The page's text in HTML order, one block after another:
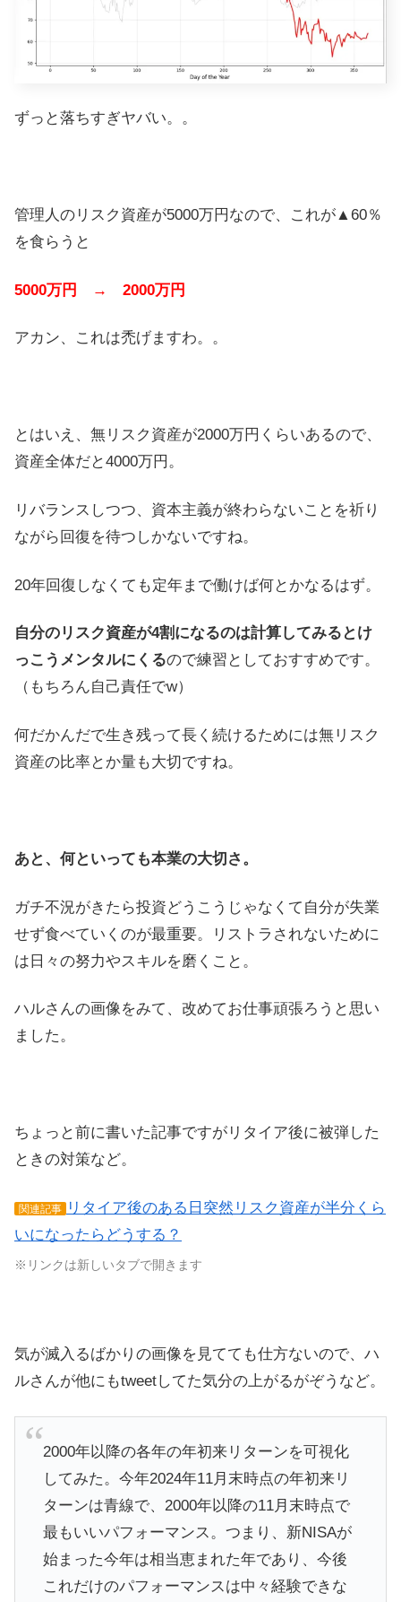
ずっと落ちすぎヤバい。。
管理人のリスク資産が5000万円なので、これが▲60％
を食らうと
5000万円 → 2000万円
アカン、これは禿げますわ。。
とはいえ、無リスク資産が2000万円くらいあるので、
資産全体だと4000万円。
リバランスしつつ、資本主義が終わらないことを祈り
ながら回復を待つしかないですね。
20年回復しなくても定年まで働けば何とかなるはず。
自分のリスク資産が4割になるのは計算してみるとけ
っこうメンタルにくるので練習としておすすめです。
（もちろん自己責任でw）
何だかんだで生き残って長く続けるためには無リスク
資産の比率とか量も大切ですね。
あと、何といっても本業の大切さ。
ガチ不況がきたら投資どうこうじゃなくて自分が失業
せず食べていくのが最重要。リストラされないために
は日々の努力やスキルを磨くこと。
ハルさんの画像をみて、改めてお仕事頑張ろうと思い
ました。
ちょっと前に書いた記事ですがリタイア後に被弾した
ときの対策など。
関連記事
リタイア後のある日突然リスク資産が半分くら
いになったらどうする？
※リンクは新しいタブで開きます
気が滅入るばかりの画像を見てても仕方ないので、ハ
ルさんが他にもtweetしてた気分の上がるがぞうなど。
2000年以降の各年の年初来リターンを可視化
してみた。今年2024年11月末時点の年初来リ
ターンは青線で、2000年以降の11月末時点で
最もいいパフォーマンス。つまり、新NISAが
始まった今年は相当恵まれた年であり、今後
これだけのパフォーマンスは中々経験できな